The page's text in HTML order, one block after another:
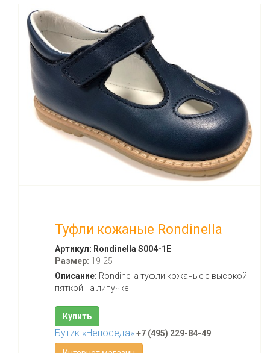
Туфли кожаные Rondinella
Артикул: Rondinella S004-1E
Размер: 19-25
Описание: Rondinella туфли кожаные с высокой
пяткой на липучке
Купить
Бутик «Непоседа»+7 (495) 229-84-49